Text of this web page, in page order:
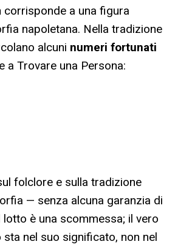
corrisponde a una figura
napoletana. Nella tradizione
alcuni numeri fortunati
a Trovare una Persona:
folclore e sulla tradizione
— senza alcuna garanzia di
è una scommessa; il vero
nel suo significato, non nel